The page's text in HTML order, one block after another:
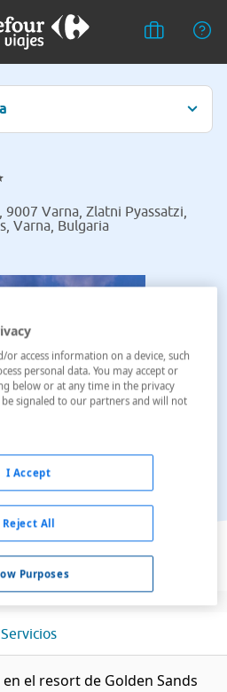
9007 Varna, Zlatni Pyassatzi,
Varna, Bulgaria
en el mapa
Servicios
el resort de Golden Sands
access information on a device, such
personal data. You may accept or
below or at any time in the privacy
be signaled to our partners and will not
Purposes
Reject All
I Accept